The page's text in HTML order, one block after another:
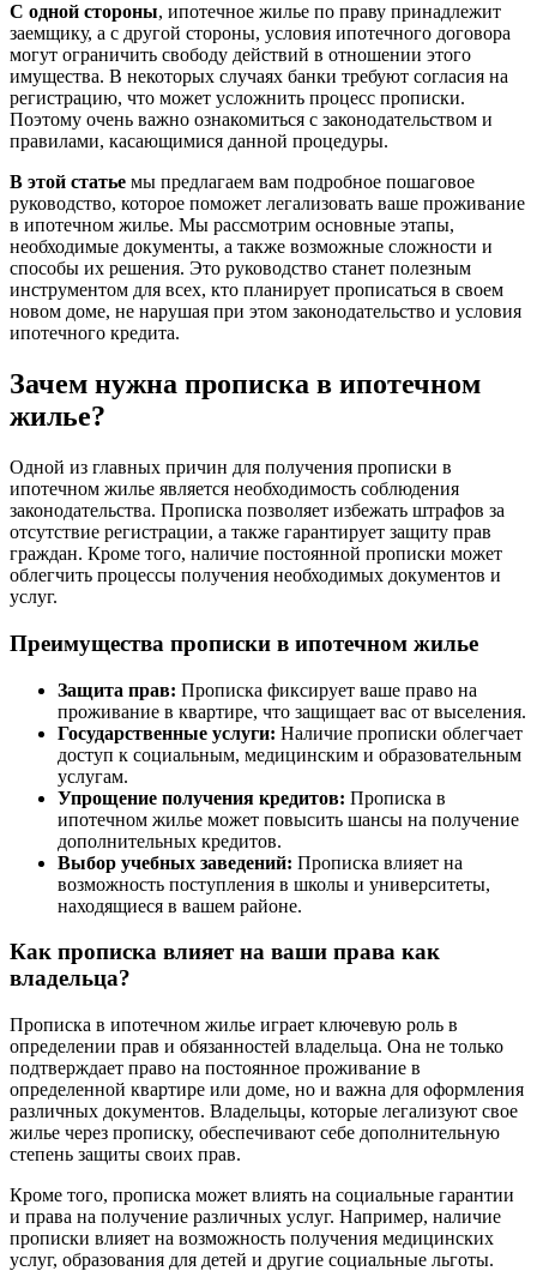
С одной стороны, ипотечное жилье по праву принадлежит
заемщику, а с другой стороны, условия ипотечного договора
могут ограничить свободу действий в отношении этого
имущества. В некоторых случаях банки требуют согласия на
регистрацию, что может усложнить процесс прописки.
Поэтому очень важно ознакомиться с законодательством и
правилами, касающимися данной процедуры.
В этой статье мы предлагаем вам подробное пошаговое
руководство, которое поможет легализовать ваше проживание
в ипотечном жилье. Мы рассмотрим основные этапы,
необходимые документы, а также возможные сложности и
способы их решения. Это руководство станет полезным
инструментом для всех, кто планирует прописаться в своем
новом доме, не нарушая при этом законодательство и условия
ипотечного кредита.
Зачем нужна прописка в ипотечном
жилье?
Одной из главных причин для получения прописки в
ипотечном жилье является необходимость соблюдения
законодательства. Прописка позволяет избежать штрафов за
отсутствие регистрации, а также гарантирует защиту прав
граждан. Кроме того, наличие постоянной прописки может
облегчить процессы получения необходимых документов и
услуг.
Преимущества прописки в ипотечном жилье
Защита прав: Прописка фиксирует ваше право на
проживание в квартире, что защищает вас от выселения.
Государственные услуги: Наличие прописки облегчает
доступ к социальным, медицинским и образовательным
услугам.
Упрощение получения кредитов: Прописка в
ипотечном жилье может повысить шансы на получение
дополнительных кредитов.
Выбор учебных заведений: Прописка влияет на
возможность поступления в школы и университеты,
находящиеся в вашем районе.
Как прописка влияет на ваши права как
владельца?
Прописка в ипотечном жилье играет ключевую роль в
определении прав и обязанностей владельца. Она не только
подтверждает право на постоянное проживание в
определенной квартире или доме, но и важна для оформления
различных документов. Владельцы, которые легализуют свое
жилье через прописку, обеспечивают себе дополнительную
степень защиты своих прав.
Кроме того, прописка может влиять на социальные гарантии
и права на получение различных услуг. Например, наличие
прописки влияет на возможность получения медицинских
услуг, образования для детей и другие социальные льготы.